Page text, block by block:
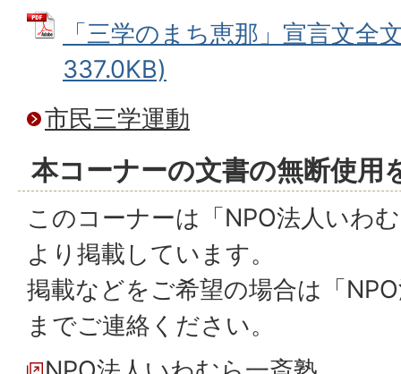
「三学のまち恵那」宣言文全
337.0KB)
市民三学運動
本コーナーの文書の無断使用
このコーナーは「NPO法人いわ
より掲載しています。
掲載などをご希望の場合は「
までご連絡ください。